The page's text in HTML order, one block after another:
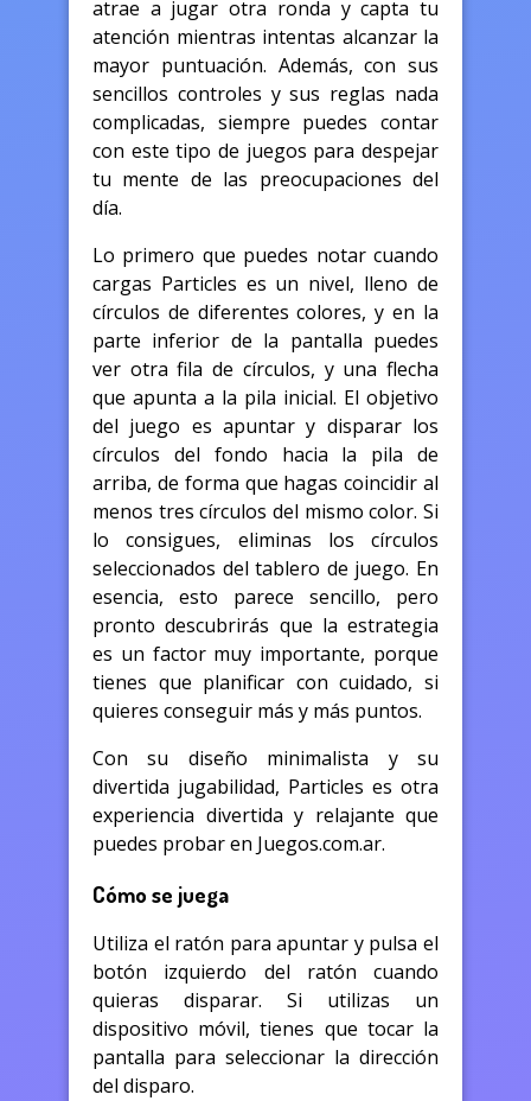
atrae a jugar otra ronda y capta tu
atención mientras intentas alcanzar la
mayor puntuación. Además, con sus
sencillos controles y sus reglas nada
complicadas, siempre puedes contar
con este tipo de juegos para despejar
tu mente de las preocupaciones del
día.
Lo primero que puedes notar cuando
cargas Particles es un nivel, lleno de
círculos de diferentes colores, y en la
parte inferior de la pantalla puedes
ver otra fila de círculos, y una flecha
que apunta a la pila inicial. El objetivo
del juego es apuntar y disparar los
círculos del fondo hacia la pila de
arriba, de forma que hagas coincidir al
menos tres círculos del mismo color. Si
lo consigues, eliminas los círculos
seleccionados del tablero de juego. En
esencia, esto parece sencillo, pero
pronto descubrirás que la estrategia
es un factor muy importante, porque
tienes que planificar con cuidado, si
quieres conseguir más y más puntos.
Con su diseño minimalista y su
divertida jugabilidad, Particles es otra
experiencia divertida y relajante que
puedes probar en Juegos.com.ar.
Cómo se juega
Utiliza el ratón para apuntar y pulsa el
botón izquierdo del ratón cuando
quieras disparar. Si utilizas un
dispositivo móvil, tienes que tocar la
pantalla para seleccionar la dirección
del disparo.